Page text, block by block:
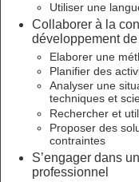
Utiliser une
Collaborer à la
développement
Elaborer une
Planifier des
Analyser une
techniques et
Rechercher et
Proposer des
contraintes
S’engager dans
professionnel